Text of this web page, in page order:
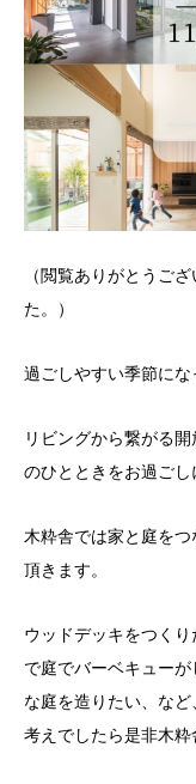
（閲覧ありがとうご
た。）
過ごしやすい季節にな
リビングから繋がる
のひとときをお過ごし
木粋舎では家と庭を
頂きます。
ウッドデッキをつく
で庭でバーベキュー
な庭を造りたい、な
考えでしたら是非木粋